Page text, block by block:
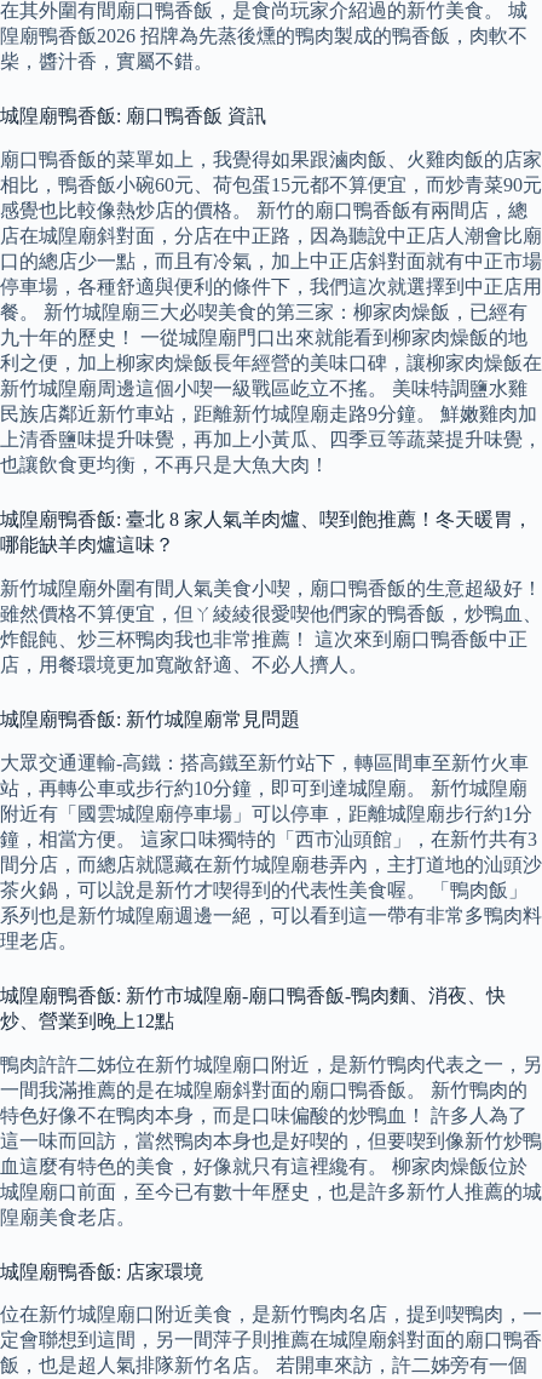
在其外圍有間廟口鴨香飯，是食尚玩家介紹過的新竹美食。 城
隍廟鴨香飯2026 招牌為先蒸後燻的鴨肉製成的鴨香飯，肉軟不
柴，醬汁香，實屬不錯。
城隍廟鴨香飯: 廟口鴨香飯 資訊
廟口鴨香飯的菜單如上，我覺得如果跟滷肉飯、火雞肉飯的店家
相比，鴨香飯小碗60元、荷包蛋15元都不算便宜，而炒青菜90元
感覺也比較像熱炒店的價格。 新竹的廟口鴨香飯有兩間店，總
店在城隍廟斜對面，分店在中正路，因為聽說中正店人潮會比廟
口的總店少一點，而且有冷氣，加上中正店斜對面就有中正市場
停車場，各種舒適與便利的條件下，我們這次就選擇到中正店用
餐。 新竹城隍廟三大必喫美食的第三家：柳家肉燥飯，已經有
九十年的歷史！ 一從城隍廟門口出來就能看到柳家肉燥飯的地
利之便，加上柳家肉燥飯長年經營的美味口碑，讓柳家肉燥飯在
新竹城隍廟周邊這個小喫一級戰區屹立不搖。 美味特調鹽水雞
民族店鄰近新竹車站，距離新竹城隍廟走路9分鐘。 鮮嫩雞肉加
上清香鹽味提升味覺，再加上小黃瓜、四季豆等蔬菜提升味覺，
也讓飲食更均衡，不再只是大魚大肉！
城隍廟鴨香飯: 臺北 8 家人氣羊肉爐、喫到飽推薦！冬天暖胃，
哪能缺羊肉爐這味？
新竹城隍廟外圍有間人氣美食小喫，廟口鴨香飯的生意超級好！
雖然價格不算便宜，但ㄚ綾綾很愛喫他們家的鴨香飯，炒鴨血、
炸餛飩、炒三杯鴨肉我也非常推薦！ 這次來到廟口鴨香飯中正
店，用餐環境更加寬敞舒適、不必人擠人。
城隍廟鴨香飯: 新竹城隍廟常見問題
大眾交通運輸-高鐵：搭高鐵至新竹站下，轉區間車至新竹火車
站，再轉公車或步行約10分鐘，即可到達城隍廟。 新竹城隍廟
附近有「國雲城隍廟停車場」可以停車，距離城隍廟步行約1分
鐘，相當方便。 這家口味獨特的「西市汕頭館」，在新竹共有3
間分店，而總店就隱藏在新竹城隍廟巷弄內，主打道地的汕頭沙
茶火鍋，可以說是新竹才喫得到的代表性美食喔。 「鴨肉飯」
系列也是新竹城隍廟週邊一絕，可以看到這一帶有非常多鴨肉料
理老店。
城隍廟鴨香飯: 新竹市城隍廟-廟口鴨香飯-鴨肉麵、消夜、快
炒、營業到晚上12點
鴨肉許許二姊位在新竹城隍廟口附近，是新竹鴨肉代表之一，另
一間我滿推薦的是在城隍廟斜對面的廟口鴨香飯。 新竹鴨肉的
特色好像不在鴨肉本身，而是口味偏酸的炒鴨血！ 許多人為了
這一味而回訪，當然鴨肉本身也是好喫的，但要喫到像新竹炒鴨
血這麼有特色的美食，好像就只有這裡纔有。 柳家肉燥飯位於
城隍廟口前面，至今已有數十年歷史，也是許多新竹人推薦的城
隍廟美食老店。
城隍廟鴨香飯: 店家環境
位在新竹城隍廟口附近美食，是新竹鴨肉名店，提到喫鴨肉，一
定會聯想到這間，另一間萍子則推薦在城隍廟斜對面的廟口鴨香
飯，也是超人氣排隊新竹名店。 若開車來訪，許二姊旁有一個